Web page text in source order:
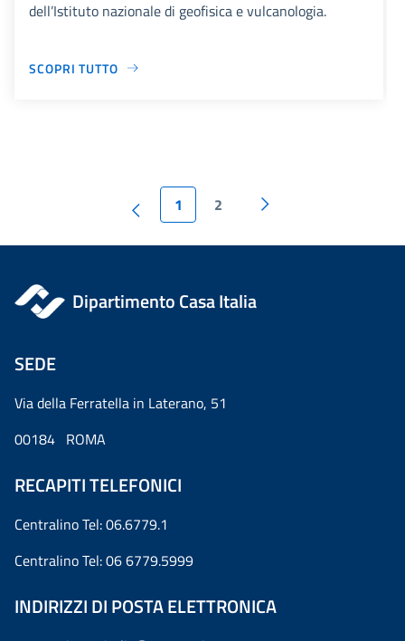
dell’Istituto nazionale di geofisica e vulcanologia.
SCOPRI TUTTO
1 2
Dipartimento Casa Italia
SEDE
Via della Ferratella in Laterano, 51
00184 ROMA
RECAPITI TELEFONICI
Centralino Tel: 06.6779.1
Centralino Tel: 06 6779.5999
INDIRIZZI DI POSTA ELETTRONICA